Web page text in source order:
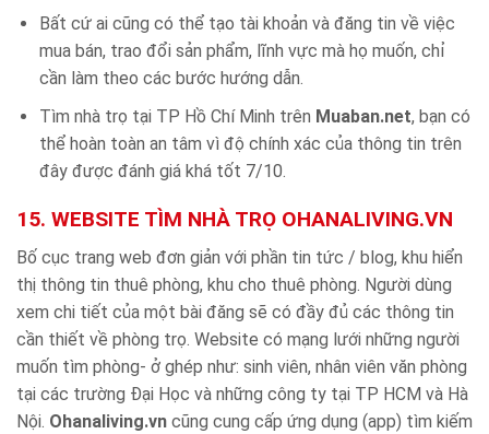
Bất cứ ai cũng có thể tạo tài khoản và đăng tin về việc
mua bán, trao đổi sản phẩm, lĩnh vực mà họ muốn, chỉ
cần làm theo các bước hướng dẫn.
Tìm nhà trọ tại TP Hồ Chí Minh trên Muaban.net, bạn có
thể hoàn toàn an tâm vì độ chính xác của thông tin trên
đây được đánh giá khá tốt 7/10.
15. WEBSITE TÌM NHÀ TRỌ OHANALIVING.VN
Bố cục trang web đơn giản với phần tin tức / blog, khu hiển
thị thông tin thuê phòng, khu cho thuê phòng. Người dùng
xem chi tiết của một bài đăng sẽ có đầy đủ các thông tin
cần thiết về phòng trọ. Website có mạng lưới những người
muốn tìm phòng- ở ghép như: sinh viên, nhân viên văn phòng
tại các trường Đại Học và những công ty tại TP HCM và Hà
Nội. Ohanaliving.vn cũng cung cấp ứng dụng (app) tìm kiếm